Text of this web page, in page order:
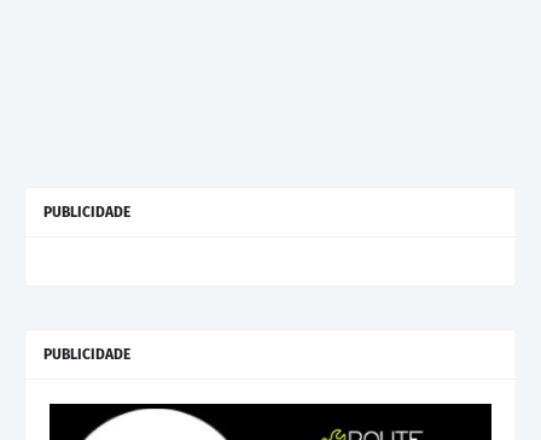
PUBLICIDADE
PUBLICIDADE